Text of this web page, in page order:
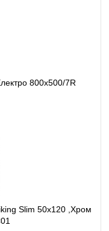
800х500/7R
Slim 50x120 ,Хром